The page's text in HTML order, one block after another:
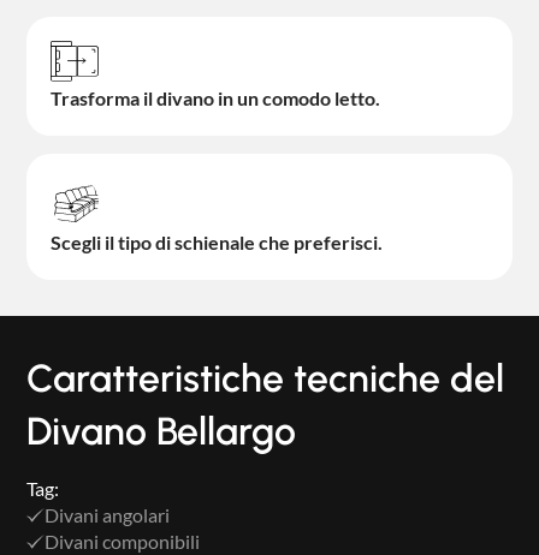
Trasforma il divano in un comodo letto.
Scegli il tipo di schienale che preferisci.
Caratteristiche tecniche del
Divano Bellargo
Tag:
Divani angolari
Divani componibili